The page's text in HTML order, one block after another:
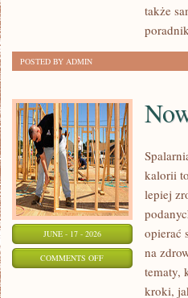
także
POSTED BY ADMIN
JUNE - 17 - 2026
COMMENTS OFFON
kalorii
lepiej
opierać
na
tematy,
kroki,